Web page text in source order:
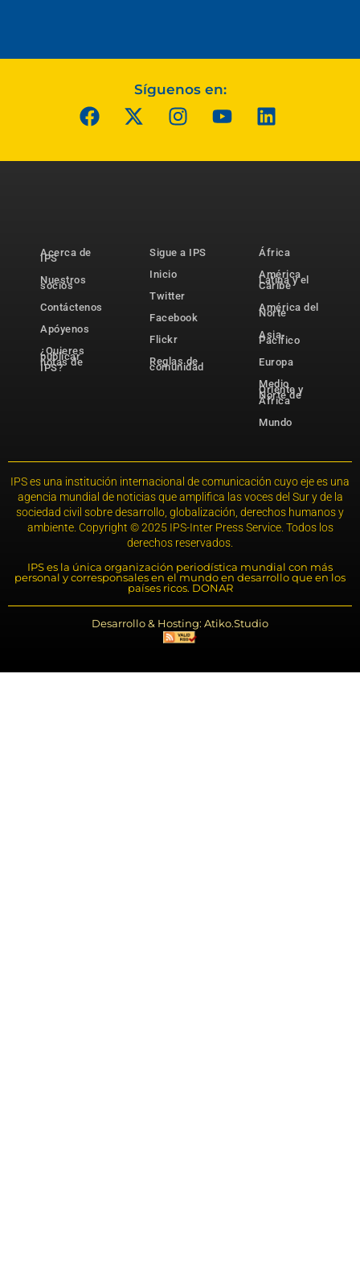
Síguenos en:
Acerca de
IPS
Nuestros
socios
Contáctenos
Apóyenos
¿Quieres
publicar
notas de
IPS?
Sigue a IPS
Inicio
Twitter
Facebook
Flickr
Reglas de
comunidad
África
América
Latina y el
Caribe
América del
Norte
Asia-
Pacífico
Europa
Medio
Oriente y
Norte de
África
Mundo
IPS es una institución internacional de comunicación cuyo eje es una
agencia mundial de noticias que amplifica las voces del Sur y de la
sociedad civil sobre desarrollo, globalización, derechos humanos y
ambiente. Copyright © 2025 IPS-Inter Press Service. Todos los
derechos reservados.
IPS es la única organización periodística mundial con más
personal y corresponsales en el mundo en desarrollo que en los
países ricos. DONAR
Desarrollo & Hosting: Atiko.Studio